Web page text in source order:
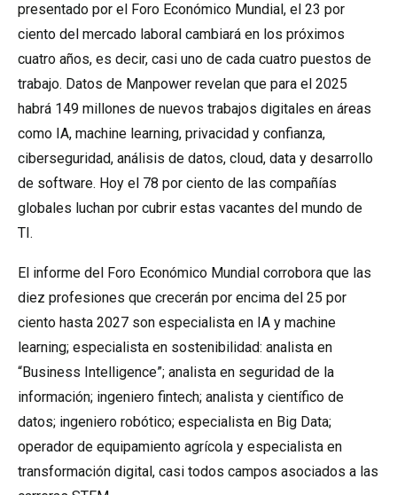
presentado por el Foro Económico Mundial, el 23 por
ciento del mercado laboral cambiará en los próximos
cuatro años, es decir, casi uno de cada cuatro puestos de
trabajo. Datos de Manpower revelan que para el 2025
habrá 149 millones de nuevos trabajos digitales en áreas
como IA, machine learning, privacidad y confianza,
ciberseguridad, análisis de datos, cloud, data y desarrollo
de software. Hoy el 78 por ciento de las compañías
globales luchan por cubrir estas vacantes del mundo de
TI.
El informe del Foro Económico Mundial corrobora que las
diez profesiones que crecerán por encima del 25 por
ciento hasta 2027 son especialista en IA y machine
learning; especialista en sostenibilidad: analista en
“Business Intelligence”; analista en seguridad de la
información; ingeniero fintech; analista y científico de
datos; ingeniero robótico; especialista en Big Data;
operador de equipamiento agrícola y especialista en
transformación digital, casi todos campos asociados a las